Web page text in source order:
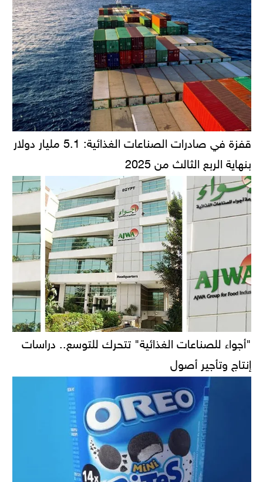
قفزة في صادرات الصناعات الغذائية: 5.1 مليار دولار
بنهاية الربع الثالث من 2025
"أجواء للصناعات الغذائية" تتحرك للتوسع.. دراسات
إنتاج وتأجير أصول